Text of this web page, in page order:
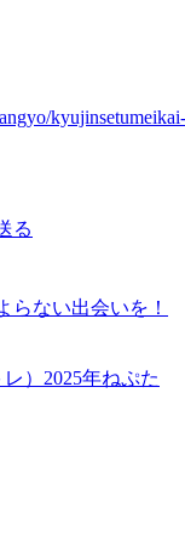
kyujinsetumeikai-
らない出会いを！
）2025年ねぷた